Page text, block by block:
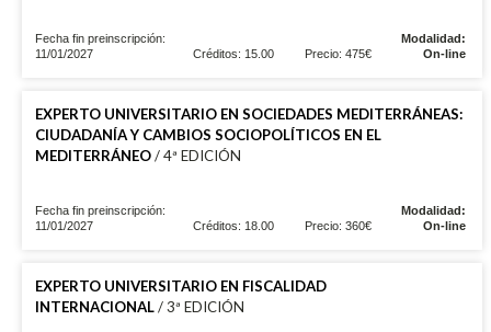
Fecha fin preinscripción:
11/01/2027
Créditos: 15.00 Precio: 475€
Modalidad:
On-line
EXPERTO UNIVERSITARIO EN SOCIEDADES MEDITERRÁNEAS:
CIUDADANÍA Y CAMBIOS SOCIOPOLÍTICOS EN EL
MEDITERRÁNEO/ 4ª EDICIÓN
Fecha fin preinscripción:
11/01/2027
Créditos: 18.00 Precio: 360€
Modalidad:
On-line
EXPERTO UNIVERSITARIO EN FISCALIDAD
INTERNACIONAL/ 3ª EDICIÓN